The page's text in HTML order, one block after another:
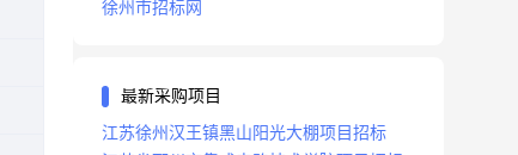
徐州市招标网
最新采购项目
江苏徐州汉王镇黑山阳光大棚项目招标